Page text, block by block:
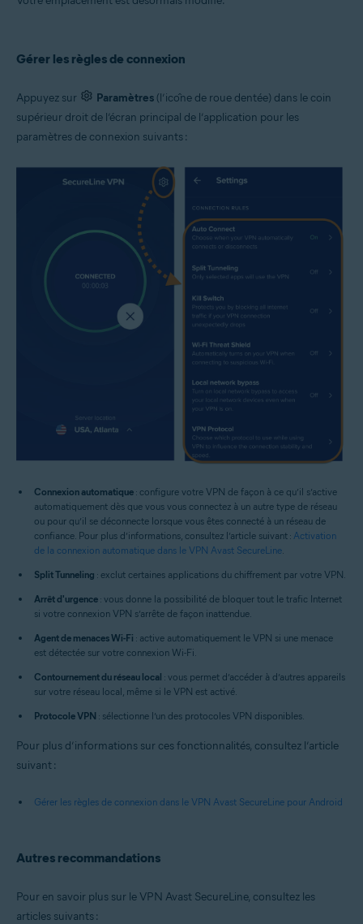
Gérer les règles de connexion
Appuyez sur Paramètres (l’icône de roue dentée) dans le coin
supérieur droit de l’écran principal de l’application pour les
paramètres de connexion suivants :
Connexion automatique : configure votre VPN de façon à ce qu’il s’active
automatiquement dès que vous vous connectez à un autre type de réseau
ou pour qu’il se déconnecte lorsque vous êtes connecté à un réseau de
confiance. Pour plus d’informations, consultez l’article suivant : Activation
de la connexion automatique dans le VPN Avast SecureLine
Split Tunneling : exclut certaines applications du chiffrement par votre VPN.
Arrêt d'urgence : vous donne la possibilité de bloquer tout le trafic Internet
si votre connexion VPN s’arrête de façon inattendue.
Agent de menaces Wi-Fi : active automatiquement le VPN si une menace
est détectée sur votre connexion Wi-Fi.
Contournement du réseau local : vous permet d’accéder à d’autres appareils
sur votre réseau local, même si le VPN est activé.
Protocole VPN : sélectionne l’un des protocoles VPN disponibles.
Pour plus d’informations sur ces fonctionnalités, consultez l’article
suivant :
Gérer les règles de connexion dans le VPN Avast SecureLine pour Android
Autres recommandations
Pour en savoir plus sur le VPN Avast SecureLine, consultez les
articles suivants :